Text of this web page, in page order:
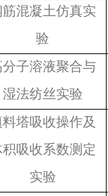
混凝土仿真实
验
子溶液聚合与
湿法纺丝实验
塔吸收操作及
吸收系数测定
实验